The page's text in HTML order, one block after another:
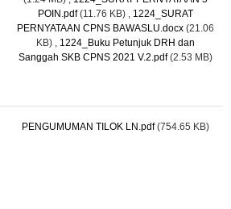
POIN.pdf (11.76 KB) , 1224_SURAT
PERNYATAAN CPNS BAWASLU.docx (21.06
KB) , 1224_Buku Petunjuk DRH dan
Sanggah SKB CPNS 2021 V.2.pdf (2.53 MB)
PENGUMUMAN TILOK LN.pdf (754.65 KB)